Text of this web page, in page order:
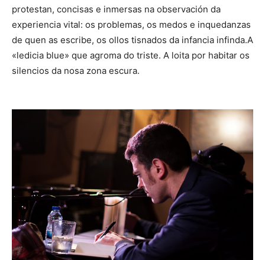
protestan, concisas e inmersas na observación da
experiencia vital: os problemas, os medos e inquedanzas
de quen as escribe, os ollos tisnados da infancia infinda.A
«ledicia blue» que agroma do triste. A loita por habitar os
silencios da nosa zona escura.